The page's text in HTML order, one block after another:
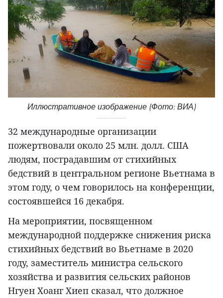
Иллюстративное изображение (Фото: ВИА)
32 международные организации
пожертвовали около 25 млн. долл. США
людям, пострадавшим от стихийных
бедствий в центральном регионе Вьетнама в
этом году, о чем говорилось на конференции,
состоявшейся 16 декабря.
На мероприятии, посвященном
международной поддержке снижения риска
стихийных бедствий во Вьетнаме в 2020
году, заместитель министра сельского
хозяйства и развития сельских районов
Нгуен Хоанг Хиеп сказал, что должное